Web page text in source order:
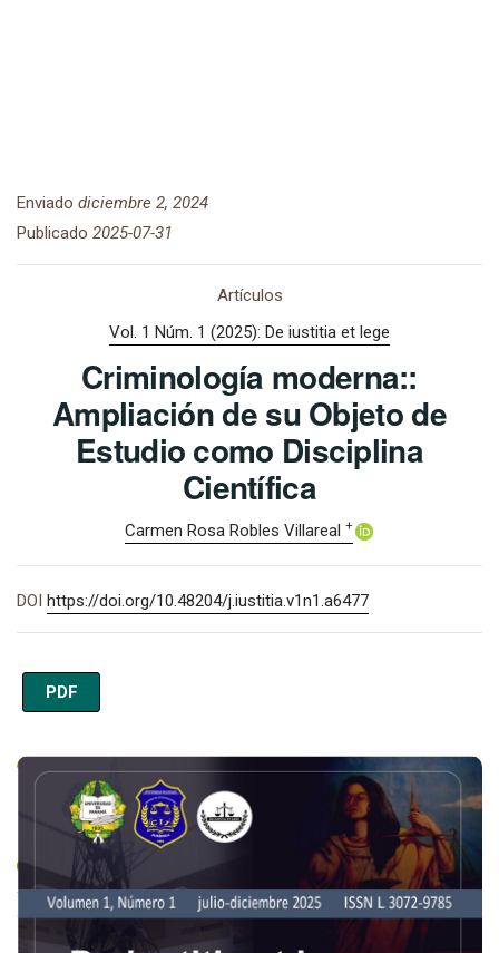
Enviado diciembre 2, 2024
Publicado 2025-07-31
Artículos
Vol. 1 Núm. 1 (2025): De iustitia et lege
Criminología moderna::
Ampliación de su Objeto de
Estudio como Disciplina
Científica
Carmen Rosa Robles Villareal +
DOI https://doi.org/10.48204/j.iustitia.v1n1.a6477
PDF
Imagen de portada